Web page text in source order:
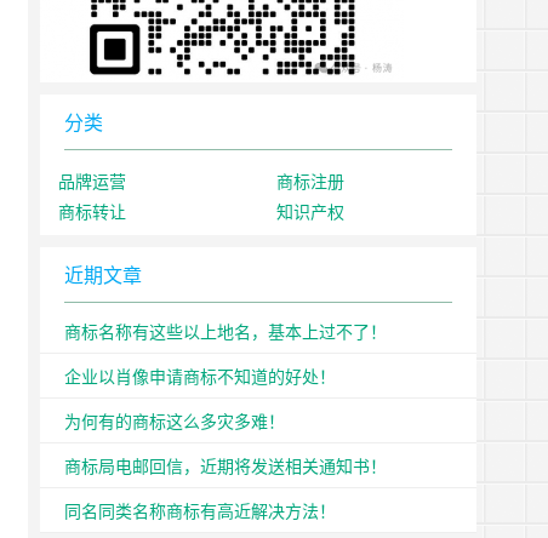
分类
品牌运营
商标注册
商标转让
知识产权
近期文章
商标名称有这些以上地名，基本上过不了！
企业以肖像申请商标不知道的好处！
为何有的商标这么多灾多难！
商标局电邮回信，近期将发送相关通知书！
同名同类名称商标有高近解决方法！